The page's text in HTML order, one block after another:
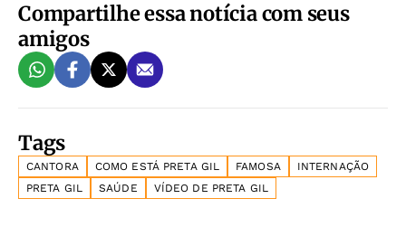
Compartilhe essa notícia com seus
amigos
Tags
CANTORA COMO ESTÁ PRETA GIL FAMOSA
INTERNAÇÃO
PRETA GIL
SAÚDE VÍDEO DE PRETA GIL